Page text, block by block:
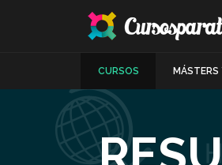
CURSOS